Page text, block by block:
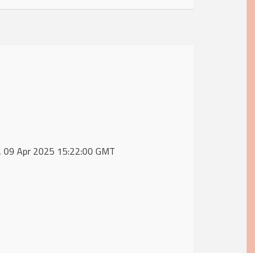
09 Apr 2025 15:22:00 GMT